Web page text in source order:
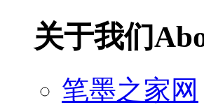
关于我们
笔墨之家网